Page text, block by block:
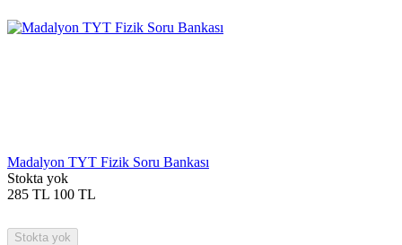
Madalyon TYT Fizik Soru Bankası
Stokta yok
285 TL 100 TL
Stokta yok